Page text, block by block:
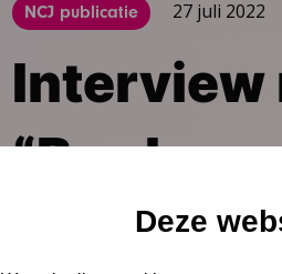
Deze
NCJ publicatie 27 juli 2022
Interview
“Breder
morgen”